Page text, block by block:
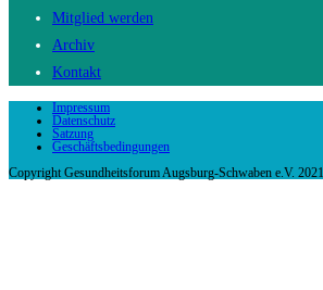
Mitglied werden
Archiv
Kontakt
Impressum
Datenschutz
Satzung
Geschäftsbedingungen
Copyright Gesundheitsforum Augsburg-Schwaben e.V. 2021